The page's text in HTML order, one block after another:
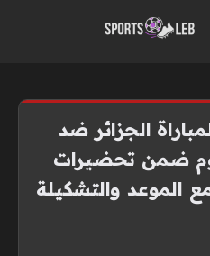
الجزائر ضد
ضمن تحضيرات